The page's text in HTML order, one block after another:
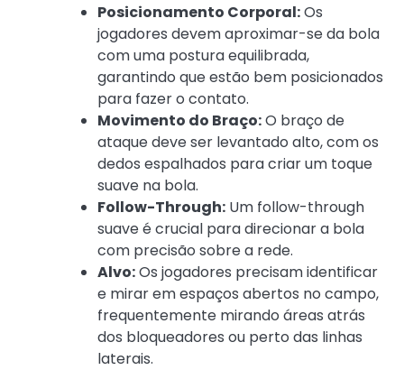
Posicionamento Corporal:Os
jogadores devem aproximar-se da bola
com uma postura equilibrada,
garantindo que estão bem posicionados
para fazer o contato.
Movimento do Braço:O braço de
ataque deve ser levantado alto, com os
dedos espalhados para criar um toque
suave na bola.
Follow-Through: Um follow-through
suave é crucial para direcionar a bola
com precisão sobre a rede.
Alvo:Os jogadores precisam identificar
e mirar em espaços abertos no campo,
frequentemente mirando áreas atrás
dos bloqueadores ou perto das linhas
laterais.